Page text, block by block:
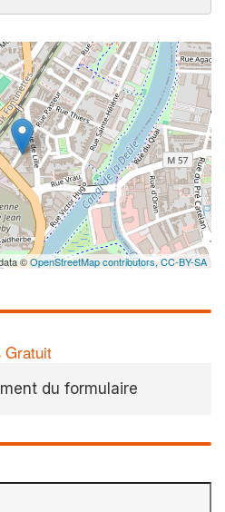
©OpenStreetMap contributors,CC-BY-SA
Gratuit
du formulaire